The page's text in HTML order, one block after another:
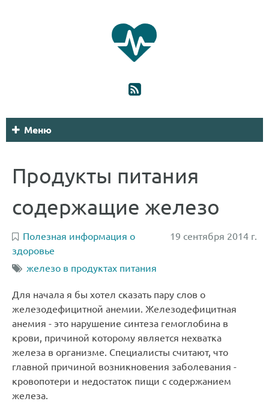
Меню
Продукты питания
содержащие железо
19 сентября 2014 г.
Полезная информация о
здоровье
железо в продуктах питания
Для начала я бы хотел сказать пару слов о
железодефицитной анемии. Железодефицитная
анемия - это нарушение синтеза гемоглобина в
крови, причиной которому является нехватка
железа в организме. Специалисты считают, что
главной причиной возникновения заболевания -
кровопотери и недостаток пищи с содержанием
железа.